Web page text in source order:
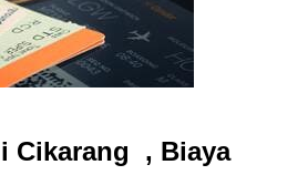
Cikarang , Biaya